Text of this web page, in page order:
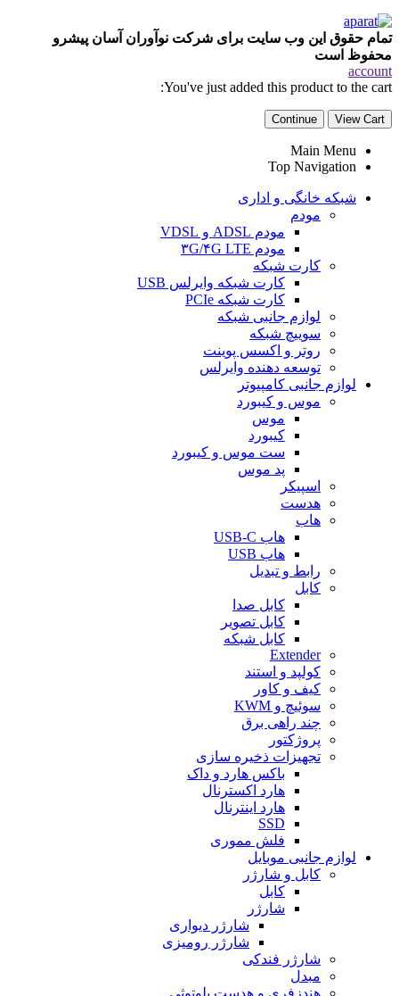
تمام حقوق این وب سایت برای شرکت نوآوران آسان پیشرو
محفوظ است
account
You've just added this product to the cart:
View Cart
Continue
Main Menu
Top Navigation
شبکه خانگی و اداری
مودم
مودم ADSL و VDSL
مودم ۳G/۴G LTE
کارت شبکه
کارت شبکه وایرلس USB
کارت شبکه PCIe
لوازم جانبی شبکه
سوییچ شبکه
روتر و اکسس پوینت
توسعه دهنده وایرلس
لوازم جانبی کامپیوتر
موس و کیبورد
موس
کیبورد
ست موس و کیبورد
پد موس
اسپیکر
هدست
هاب
هاب USB-C
هاب USB
رابط و تبدیل
کابل
کابل صدا
کابل تصویر
کابل شبکه
Extender
کولپد و استند
کیف و کاور
سوئیچ و KWM
چند راهی برق
پروژکتور
تجهیزات ذخیره سازی
باکس هارد و داک
هارد اکسترنال
هارد اینترنال
SSD
فلش مموری
لوازم جانبی موبایل
کابل و شارژر
کابل
شارژر
شارژر دیواری
شارژر رومیزی
شارژر فندکی
مبدل